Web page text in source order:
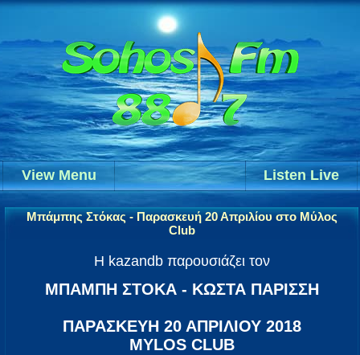
Listen Live
View Menu
Μπάμπης Στόκας - Παρασκευή 20 Απριλίου στο Μύλος
Club
Η kazandb παρουσιάζει τον
ΜΠΑΜΠΗ ΣΤΟΚΑ - ΚΩΣΤΑ ΠΑΡΙΣΣΗ
ΠΑΡΑΣΚΕΥΗ 20 ΑΠΡΙΛΙΟΥ 2018
MYLOS CLUB